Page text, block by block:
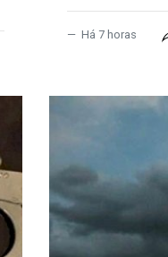
Há 7 horas